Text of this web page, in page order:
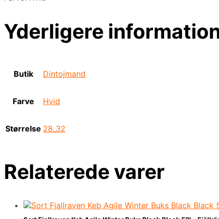
Yderligere
Butik Dintojmand
Farve Hvid
Størrelse 28_32
Relaterede varer